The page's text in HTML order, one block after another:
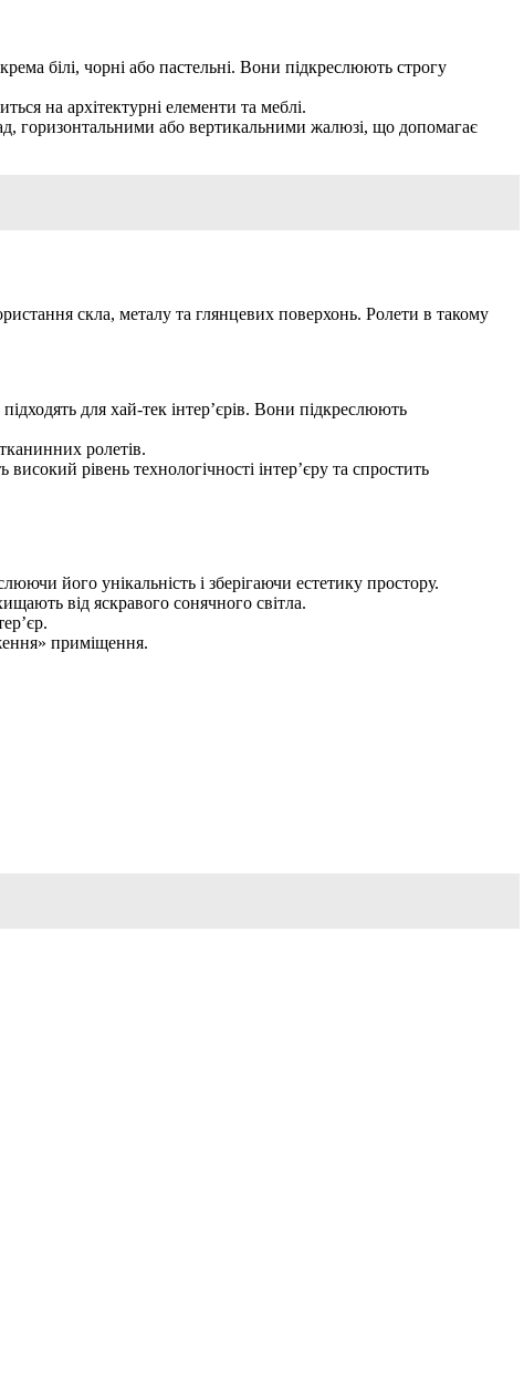
білі, чорні або пастельні. Вони підкреслюють строгу
на архітектурні елементи та меблі.
горизонтальними або вертикальними жалюзі, що допомагає
скла, металу та глянцевих поверхонь. Ролети в такому
для хай-тек інтер’єрів. Вони підкреслюють
ролетів.
рівень технологічності інтер’єру та спростить
його унікальність і зберігаючи естетику простору.
від яскравого сонячного світла.
приміщення.